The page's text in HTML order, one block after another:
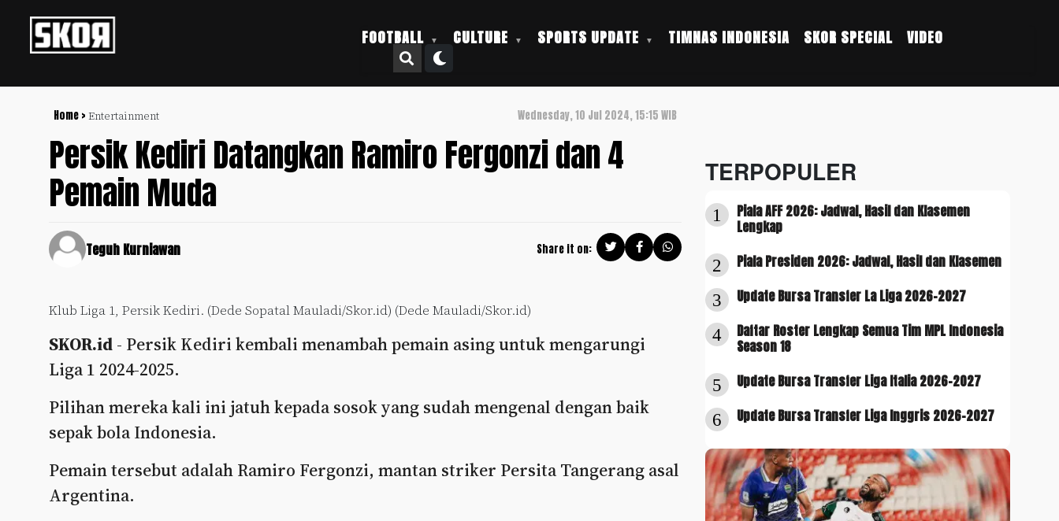
FOOTBALL CULTURE SPORTS UPDATE TIMNAS INDONESIA SKOR SPECIAL VIDEO
Home > Entertainment Wednesday, 10 Jul 2024, 15:15 WIB
Persik Kediri Datangkan Ramiro Fergonzi dan 4
Pemain Muda
Teguh Kurniawan Share it on:
Klub Liga 1, Persik Kediri. (Dede Sopatal Mauladi/Skor.id) (Dede Mauladi/Skor.id)
SKOR.id - Persik Kediri kembali menambah pemain asing untuk mengarungi
Liga 1 2024-2025.
Pilihan mereka kali ini jatuh kepada sosok yang sudah mengenal dengan baik
sepak bola Indonesia.
Pemain tersebut adalah Ramiro Fergonzi, mantan striker Persita Tangerang asal
Argentina.
TERPOPULER
1
Piala AFF 2026: Jadwal, Hasil dan Klasemen
Lengkap
2 Piala Presiden 2026: Jadwal, Hasil dan Klasemen
3 Update Bursa Transfer La Liga 2026-2027
4
Daftar Roster Lengkap Semua Tim MPL Indonesia
Season 18
5 Update Bursa Transfer Liga Italia 2026-2027
6 Update Bursa Transfer Liga Inggris 2026-2027
Football +
Culture +
Sports
Update
+
Timnas
Indonesia
SPECIAL
Video
Policy
Pedoman
Pemberitaan
Media
Disclaimer
Tentang